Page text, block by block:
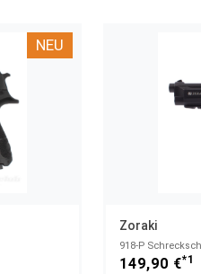
NEU
Zoraki
918-P
149,90 €*1